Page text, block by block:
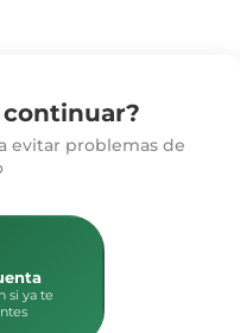
continuar?
evitar problemas de
si ya te